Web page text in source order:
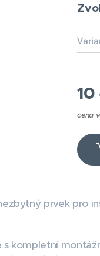
cena
prvek pro
kompletní